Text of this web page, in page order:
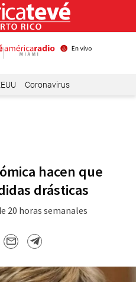
Coronavirus
hacen que
drásticas
20 horas semanales